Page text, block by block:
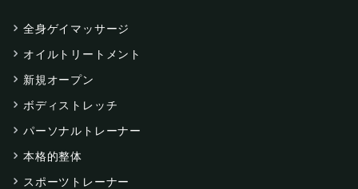
全身ゲイマッサージ
オイルトリートメント
新規オープン
ボディストレッチ
パーソナルトレーナー
本格的整体
スポーツトレーナー